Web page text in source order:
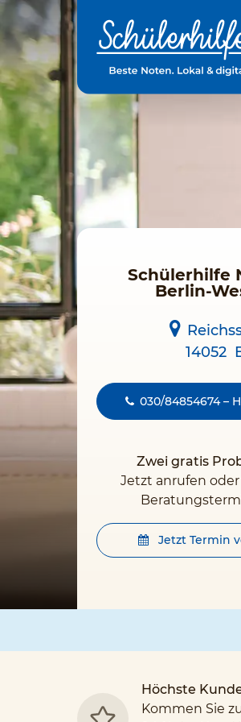
Zum
Hauptinhalt
Schülerhilfe
Berlin-
14052
Zwei gratis
Jetzt anrufen
030/84854674 –
Jetzt Termin
Höchste
Kommen Sie